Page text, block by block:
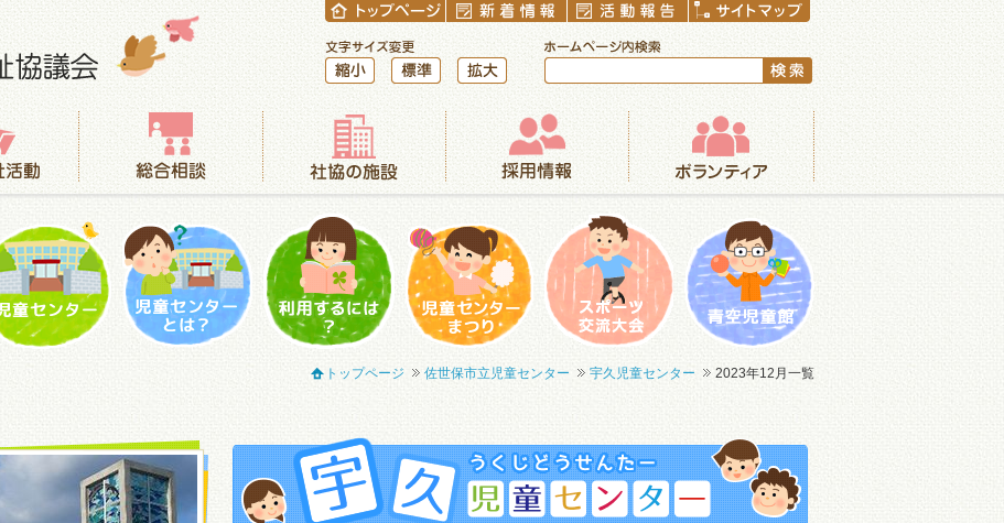
縮小 標準
総合相談 社協の施設 採用情報 ボランティア
トップページ
佐世保市立児童センター 宇久児童センター 2023年12月一覧